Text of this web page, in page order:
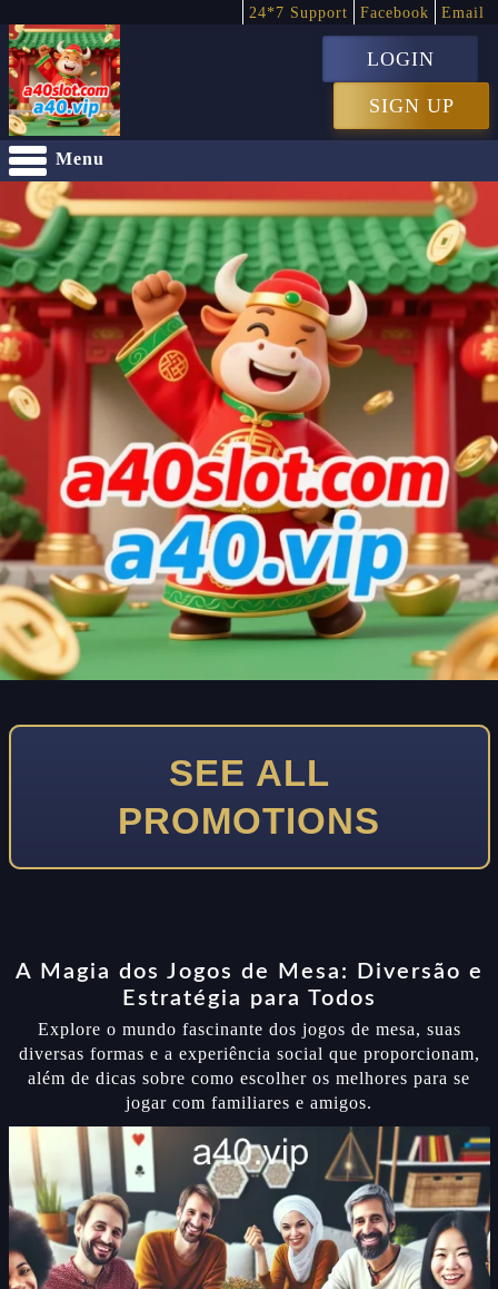
24*7 Support Facebook Email
LOGIN
SIGN UP
Menu
SEE ALL
PROMOTIONS
A Magia dos Jogos de Mesa: Diversão e
Estratégia para Todos
Explore o mundo fascinante dos jogos de mesa, suas
diversas formas e a experiência social que proporcionam,
além de dicas sobre como escolher os melhores para se
jogar com familiares e amigos.